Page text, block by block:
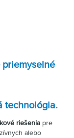
priemyselné
technológia.
riešenia pre
alebo